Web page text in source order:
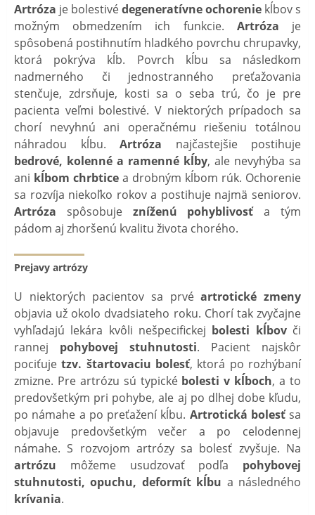
Artróza je bolestivédegeneratívne ochorenie kĺbov s
možným obmedzením ich funkcie. Artróza je
spôsobená postihnutím hladkého povrchu chrupavky,
ktorá pokrýva kĺb. Povrch kĺbu sa následkom
nadmerného či jednostranného preťažovania
stenčuje, zdrsňuje, kosti sa o seba trú, čo je pre
pacienta veľmi bolestivé. V niektorých prípadoch sa
chorí nevyhnú ani operačnému riešeniu totálnou
náhradou kĺbu. Artróza najčastejšie postihuje
bedrové, kolenné a ramenné kĺby, ale nevyhýba sa
ani kĺbom chrbtice a drobným kĺbom rúk. Ochorenie
sa rozvíja niekoľko rokov a postihuje najmä seniorov.
Artróza spôsobuje zníženú pohyblivosťa tým
pádom aj zhoršenú kvalitu života chorého.
Prejavy artrózy
U niektorých pacientov sa prvéartrotické zmeny
objavia už okolo dvadsiateho roku. Chorí tak zvyčajne
vyhľadajú lekára kvôli nešpecifickej bolesti kĺbovči
rannej pohybovej stuhnutosti. Pacient najskôr
pociťujetzv. štartovaciu bolesť, ktorá po rozhýbaní
zmizne. Pre artrózu sú typické bolesti v kĺboch, a to
predovšetkým pri pohybe, ale aj po dlhej dobe kľudu,
po námahe a po preťažení kĺbu. Artrotická bolesťsa
objavuje predovšetkým večer a po celodennej
námahe. S rozvojom artrózy sa bolesť zvyšuje. Na
artrózu môžeme usudzovať podľa pohybovej
stuhnutosti, opuchu, deformít kĺbu a následného
krívania.